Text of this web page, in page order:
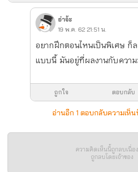
อ่าจ้ะ
19 พ.ค. 62 21:51 น.
อยากฝึกตอนไหนเป็นพิเศษ ก็
แบบนี้ มันอยู่ที่ผลงานกับความ
ถูกใจ ตอบกลับ
อ่านอีก 1 ตอบกลับความเห็
ความคิดเห็นนี้ถูกลบเนื่อ
ถูกลบโดยเจ้าของ